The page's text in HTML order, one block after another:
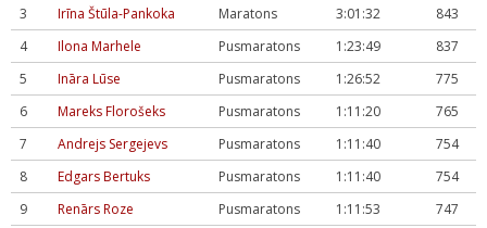
3
Irīna Štūla-Pankoka Maratons 3:01:32
843
4
Ilona Marhele Pusmaratons 1:23:49
837
5
Ināra Lūse Pusmaratons 1:26:52
775
6
Mareks Florošeks Pusmaratons 1:11:20
765
7
Andrejs Sergejevs Pusmaratons 1:11:40
754
8
Edgars Bertuks Pusmaratons 1:11:40
754
9
Renārs Roze Pusmaratons 1:11:53
747